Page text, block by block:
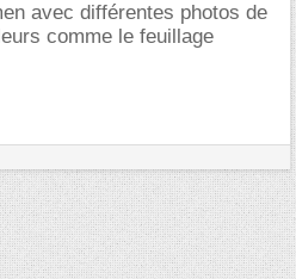
avec différentes photos de
comme le feuillage